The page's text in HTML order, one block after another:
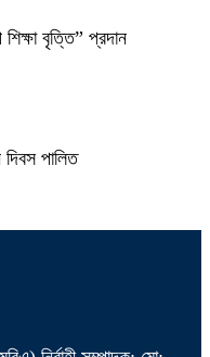
শিক্ষা বৃত্তি” প্রদান
পালিত